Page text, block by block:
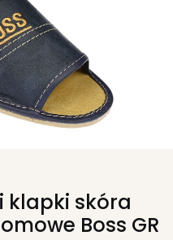
klapki skóra
Boss GR